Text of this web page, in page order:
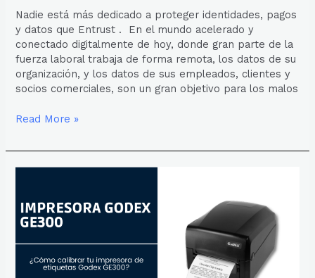
Nadie está más dedicado a proteger identidades, pagos
y datos que Entrust . En el mundo acelerado y
conectado digitalmente de hoy, donde gran parte de la
fuerza laboral trabaja de forma remota, los datos de su
organización, y los datos de sus empleados, clientes y
socios comerciales, son un gran objetivo para los malos
CON
ENTRUST
Read More »
IMPRESORA
GODEX